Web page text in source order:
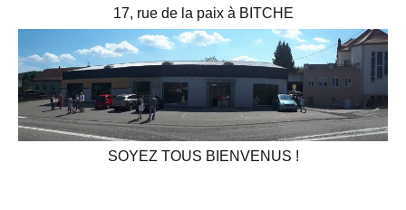
17, rue de la paix à BITCHE
SOYEZ TOUS BIENVENUS !